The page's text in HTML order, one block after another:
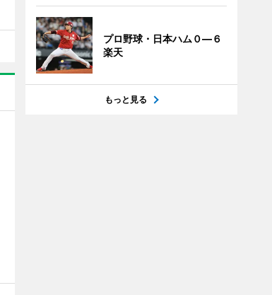
プロ野球・日本ハム０―６
楽天
もっと見る